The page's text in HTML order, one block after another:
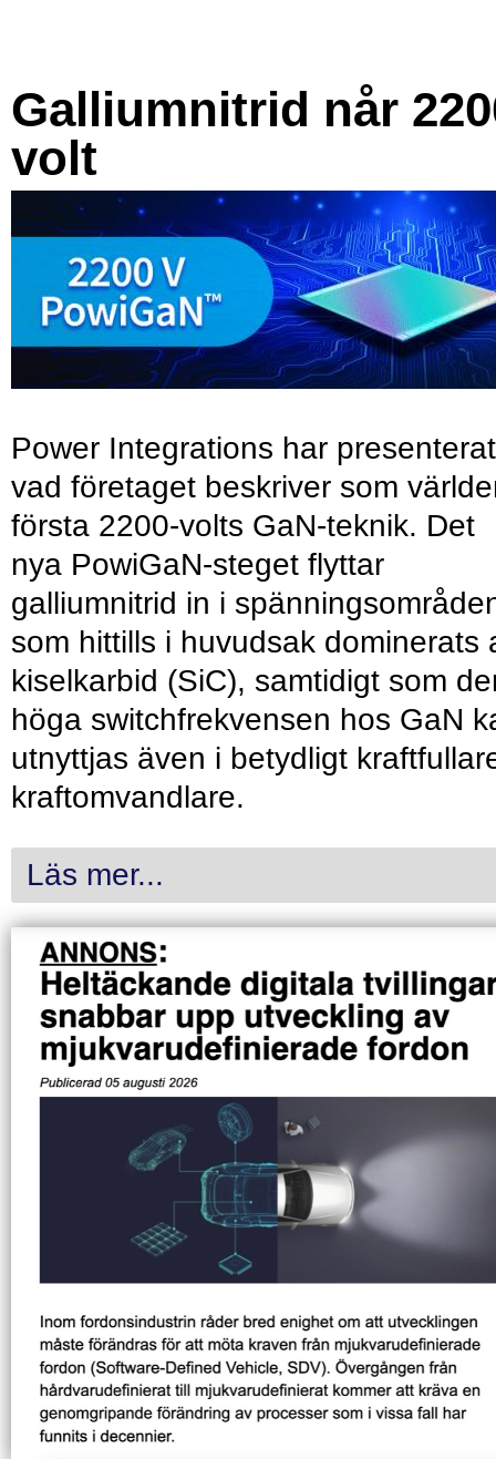
Galliumnitrid når
volt
Power Integrations har presenterat
vad företaget beskriver som
första 2200-volts GaN-teknik. Det
nya PowiGaN-steget flyttar
galliumnitrid in i
som hittills i huvudsak dominerats
kiselkarbid (SiC), samtidigt som
höga switchfrekvensen hos GaN
utnyttjas även i betydligt
kraftomvandlare.
Läs mer...